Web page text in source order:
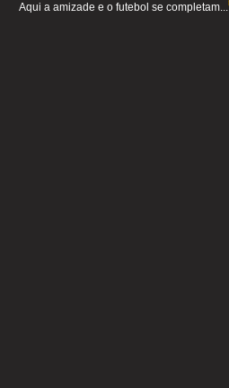
Aqui a amizade e o futebol se completam...